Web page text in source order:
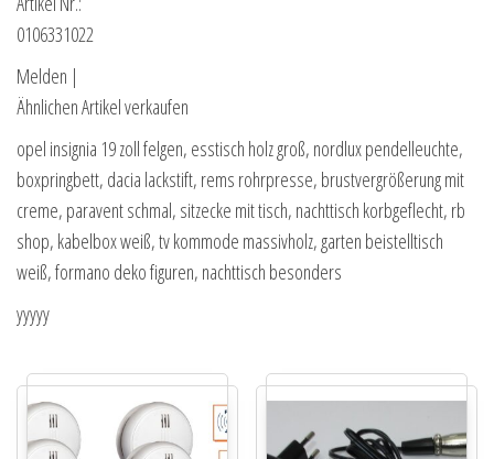
0106331022
Melden |
Ähnlichen Artikel verkaufen
opel insignia 19 zoll felgen, esstisch holz groß, nordlux pendelleuchte,
boxpringbett, dacia lackstift, rems rohrpresse, brustvergrößerung mit
creme, paravent schmal, sitzecke mit tisch, nachttisch korbgeflecht, rb
shop, kabelbox weiß, tv kommode massivholz, garten beistelltisch
weiß, formano deko figuren, nachttisch besonders
yyyyy